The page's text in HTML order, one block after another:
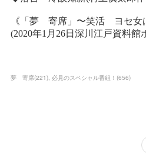
夢 寄席(221) 必見のスペシャル番組！ (656)